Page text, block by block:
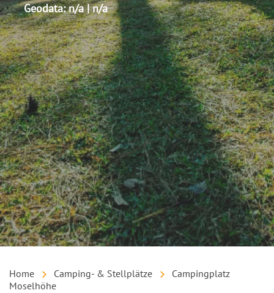
Geodata: n/a | n/a
Home Camping- & Stellplätze
Campingplatz
Moselhöhe